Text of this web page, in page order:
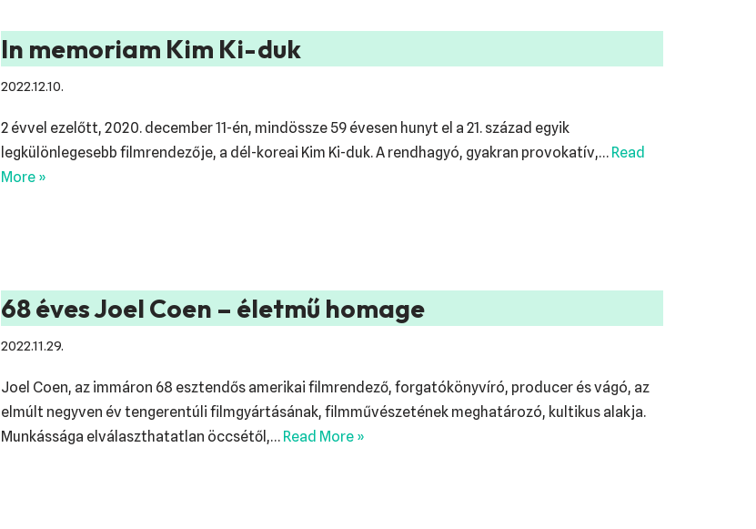
In memoriam Kim Ki-duk
2022.12.10.
2 évvel ezelőtt, 2020. december 11-én, mindössze 59 évesen hunyt el a 21. század egyik
legkülönlegesebb filmrendezője, a dél-koreai Kim Ki-duk. A rendhagyó, gyakran provokatív,… Read
More »
68 éves Joel Coen – életmű homage
2022.11.29.
Joel Coen, az immáron 68 esztendős amerikai filmrendező, forgatókönyvíró, producer és vágó, az
elmúlt negyven év tengerentúli filmgyártásának, filmművészetének meghatározó, kultikus alakja.
Munkássága elválaszthatatlan öccsétől,… Read More »